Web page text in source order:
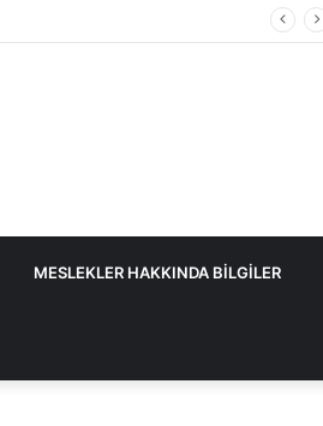
MESLEKLER HAKKINDA BİLGİLER